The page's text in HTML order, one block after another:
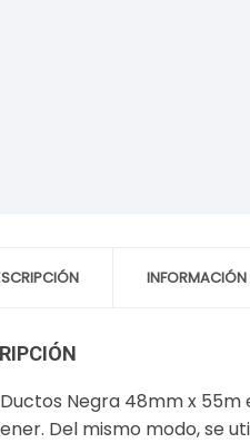
Negra 48mm x
Del mismo modo, se